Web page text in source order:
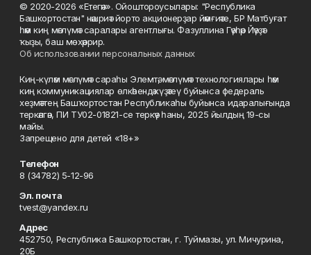
© 2020-2026 «Етегән». Ойоштороусылары: "Республика
Башкортостан" нәшриәт йорто акционерҙар йәмғиәте, БР Матбуғат
һәм киң мәғлүмәт саралары агентлығы. Фазуллина Гәүһәр Йәүҙәт
ҡыҙы, баш мөхәррир.
Об использовании персональных данных
Киң-күләм мәғлүмәт сараһы Элемтә, мәғлүмәт технологиялары һәм
киң коммуникациялар өлкәһендә күҙәтеү буйынса федераль
хеҙмәттең Башҡортостан Республикаһы буйынса идаралығында
теркәлгән, ПИ ТУ02-01821-се теркәү һаны, 2025 йылдың 19-сы
майы.
Запрещено для детей «18+»
Телефон
8 (34782) 5-12-96
Эл. почта
tvest@yandex.ru
Адрес
452750, Республика Башкортостан, г. Туймазы, ул. Мичурина,
20Б